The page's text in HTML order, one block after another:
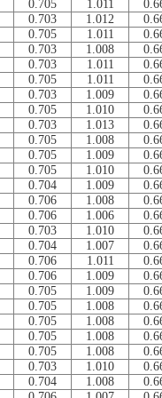
0.705 1.011
0.703 1.012
0.705 1.011
0.703 1.008
0.703 1.011
0.705 1.011
0.703 1.009
0.705 1.010
0.703 1.013
0.705 1.008
0.705 1.009
0.705 1.010
0.704 1.009
0.706 1.008
0.706 1.006
0.703 1.010
0.704 1.007
0.706 1.011
0.706 1.009
0.705 1.009
0.705 1.008
0.705 1.008
0.705 1.008
0.705 1.008
0.703 1.010
0.704 1.008